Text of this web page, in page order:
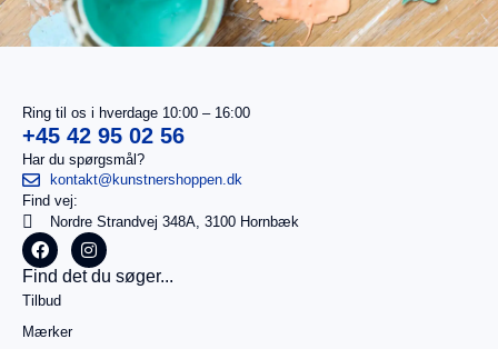
I
alt
0,00kr.
Køb for
499,00kr.
mere for
gratis
Ring til os i hverdage 10:00 – 16:00
+45 42 95 02 56
Har du spørgsmål?
kontakt@kunstnershoppen.dk
Find vej:
Nordre Strandvej 348A, 3100 Hornbæk
Find det du søger...
Tilbud
Mærker